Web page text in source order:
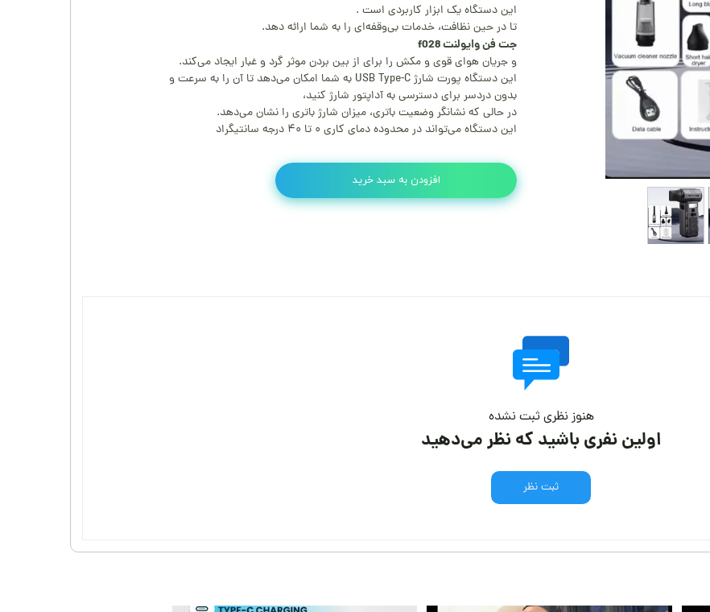
این دستگاه یک ابزار کاربردی است .
تا در حین نظافت، خدمات بی‌وقفه‌ای را به شما ارائه دهد.
جت فن وایولنت f028
و جریان هوای قوی و مکش را برای از بین بردن موثر گرد و غبار ایجاد می‌کند.
این دستگاه پورت شارژ USB Type-C به شما امکان می‌دهد تا آن را به سرعت و
بدون دردسر برای دسترسی به آداپتور شارژ کنید،
در حالی که نشانگر وضعیت باتری، میزان شارژ باتری را نشان می‌دهد.
این دستگاه می‌تواند در محدوده دمای کاری ۰ تا ۴۰ درجه سانتیگراد
افزودن به سبد خرید
هنوز نظری ثبت نشده
اولین نفری باشید که نظر می‌دهید
ثبت نظر